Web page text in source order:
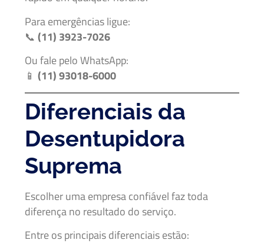
Para emergências ligue:
📞(11) 3923-7026
Ou fale pelo WhatsApp:
📱(11) 93018-6000
Diferenciais da
Desentupidora
Suprema
Escolher uma empresa confiável faz toda
diferença no resultado do serviço.
Entre os principais diferenciais estão: